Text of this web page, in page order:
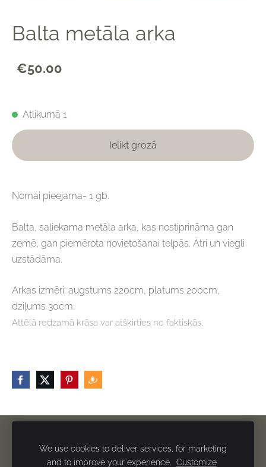
Balta metāla arka
€50.00
Atlikumā 1
Ielikt grozā
Nomai pieejama- 1 gb.
Balta, saliekama metāla arka, kas nostiprināma gan
zemē, gan piemērota novietošanai telpās. Ātri un viegli
uzstādāma.
Arkas izmēri: augstums 220cm, platums 200cm,
dziļums 30cm.
Attēlā redzamā krāsa var atšķirties no faktiskās.
We use cookies to deliver services, for marketing
and to improve your experience.
Customize